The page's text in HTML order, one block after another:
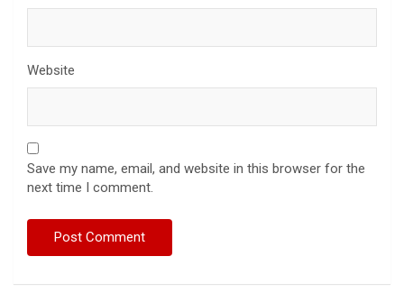
Website
Save my name, email, and website in this browser for the
next time I comment.